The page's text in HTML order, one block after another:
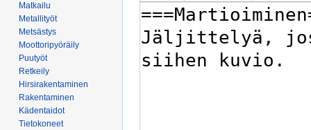
Matkailu
Metallityöt
Metsästys
Moottoripyöräily
Puutyöt
Retkeily
Hirsirakentaminen
Rakentaminen
Kädentaidot
Tietokoneet